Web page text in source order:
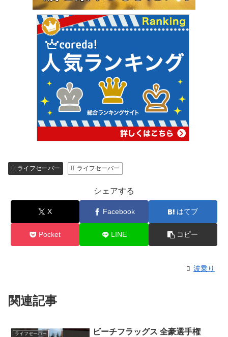
ライフセーバー ライフセーバー
シェアする
X Facebook はてブ
Pocket LINE コピー
波乗り
関連記事
ライフセーバー
ビーチフラッグス 全豪選手権